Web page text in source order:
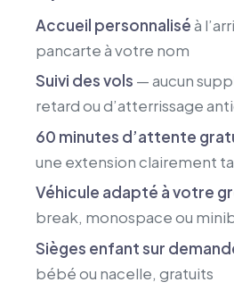
Accueil personnaliséà
pancarte à votre nom
Suivi des vols — aucun
retard ou d’atterrissage
60 minutes d’attente
une extension clairement
Véhicule adapté à votre
break, monospace ou
Sièges enfant sur
bébé ou nacelle, gratuits